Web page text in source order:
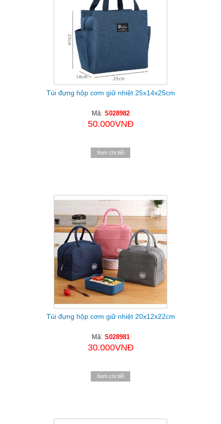
Túi đựng hộp cơm giữ nhiệt 25x14x25cm
Mã: S028982
50.000VNĐ
Xem chi tiết
Túi đựng hộp cơm giữ nhiệt 20x12x22cm
Mã: S028981
30.000VNĐ
Xem chi tiết